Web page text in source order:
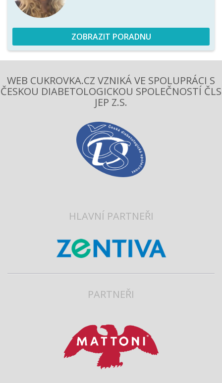
ZOBRAZIT PORADNU
WEB CUKROVKA.CZ VZNIKÁ VE SPOLUPRÁCI S
ČESKOU DIABETOLOGICKOU SPOLEČNOSTÍ ČLS
JEP Z.S.
HLAVNÍ PARTNEŘI
PARTNEŘI